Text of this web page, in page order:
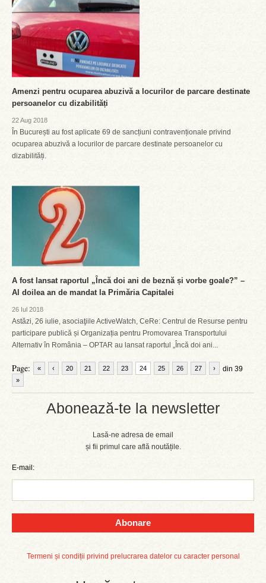
Abonează-te la newsletter
Lasă-ne adresa de email
și fii primul care află noutățile.
E-mail:
Abonare
Termeni și condiții privind prelucrarea datelor cu caracter personal
Amenzi pentru ocuparea abuzivă a locurilor de parcare destinate
persoanelor cu dizabilități
22 Aug 2018
În București au fost aplicate 69 de sancțiuni contravenționale privind
ocuparea abuzivă a locurilor de parcare destinate persoanelor cu
dizabilități.
A fost lansat raportul „Încă doi ani de beznă și vorbe goale?” –
Al doilea an de mandat la Primăria Capitalei
26 Iul 2018
Astăzi, 26 iulie, asociaţiile ActiveWatch, CeRe: Centrul de Resurse pentru
participare publică și Organizația pentru Promovarea Transportului
Alternativ în România – OPTAR au lansat raportul „Încă doi ani...
Page: « ‹ 20 21 22 23 24 25 26 27 din 39
›
»